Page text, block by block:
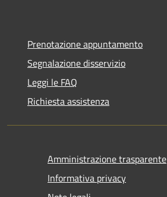
Prenotazione appuntamento
Segnalazione disservizio
Leggi le FAQ
Richiesta assistenza
Amministrazione trasparente
Informativa privacy